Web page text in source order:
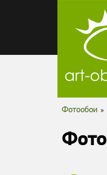
Фотообои »